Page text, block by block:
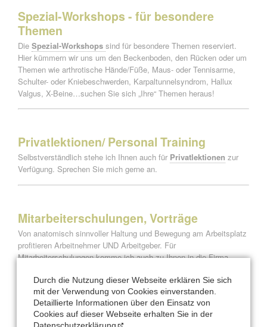
Spezial-Workshops - für besondere
Themen
Die Spezial-Workshops sind für besondere Themen reserviert.
Hier kümmern wir uns um den Beckenboden, den Rücken oder um
Themen wie arthrotische Hände/Füße, Maus- oder Tennisarme,
Schulter- oder Kniebeschwerden, Karpaltunnelsyndrom, Hallux
Valgus, X-Beine…suchen Sie sich „Ihre“ Themen heraus!
Privatlektionen/ Personal Training
Selbstverständlichstehe ich Ihnen auch für Privatlektionen zur
Verfügung. Sprechen Sie mich gerne an.
Mitarbeiterschulungen, Vorträge
Von anatomisch sinnvoller Haltung und Bewegung am Arbeitsplatz
profitieren Arbeitnehmer UND Arbeitgeber. Für
Mitarbeiterschulungen komme ich auch zu Ihnen in die Firma.
Referenzen.
Sollten Sie an einem Vortrag interessiert sein,sprechen Sie mich
bitte auch an.
Durch die Nutzung dieser Webseite erklären Sie sich
mit der Verwendung von Cookies einverstanden.
Detaillierte Informationen über den Einsatz von
Cookies auf dieser Webseite erhalten Sie in der